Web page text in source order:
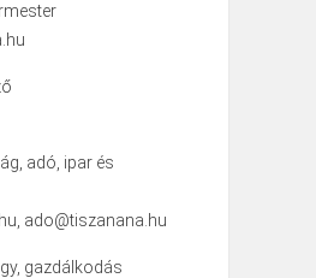
adó, ipar és
ado@tiszanana.hu
gazdálkodás